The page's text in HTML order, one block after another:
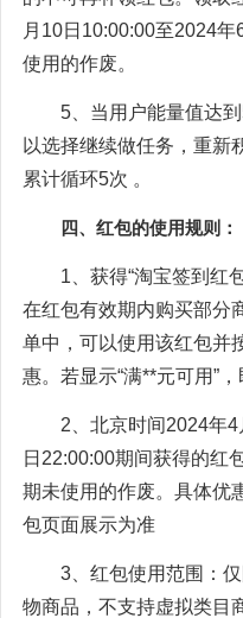
月10日10:00:00至2024
使用的作废。
5、当用户能量值达
以选择继续做任务，重新
累计循环5次 。
四、红包的使用规则：
1、获得“淘宝签到红
在红包有效期内购买部分
单中，可以使用该红包并
惠。若显示“满**元可用”
2、北京时间2024年
日22:00:00期间获得的红
期未使用的作废。具体优
包页面展示为准
3、红包使用范围：
物商品，不支持虚拟类目